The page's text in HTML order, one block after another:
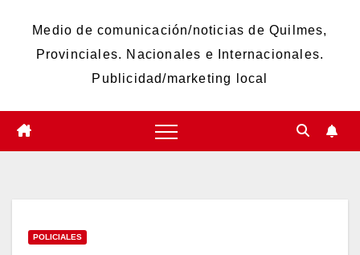
Medio de comunicación/noticias de Quilmes,
Provinciales. Nacionales e Internacionales.
Publicidad/marketing local
POLICIALES